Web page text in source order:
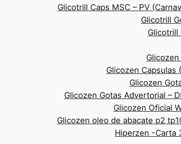
Glicotrill Caps MSC – PV
Glicotrill
Glicozen Capsulas
Glicozen
Glicozen Gotas Advertorial –
Glicozen Oficial
Glicozen oleo de abacate p2 tp1
Hiperzen -Carta